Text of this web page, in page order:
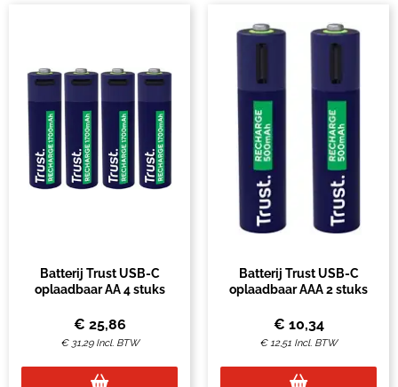
Batterij Trust USB-C
oplaadbaar AA 4 stuks
€ 25,86
€ 31,29 Incl. BTW
Batterij Trust USB-C
oplaadbaar AAA 2 stuks
€ 10,34
€12,51 Incl. BTW